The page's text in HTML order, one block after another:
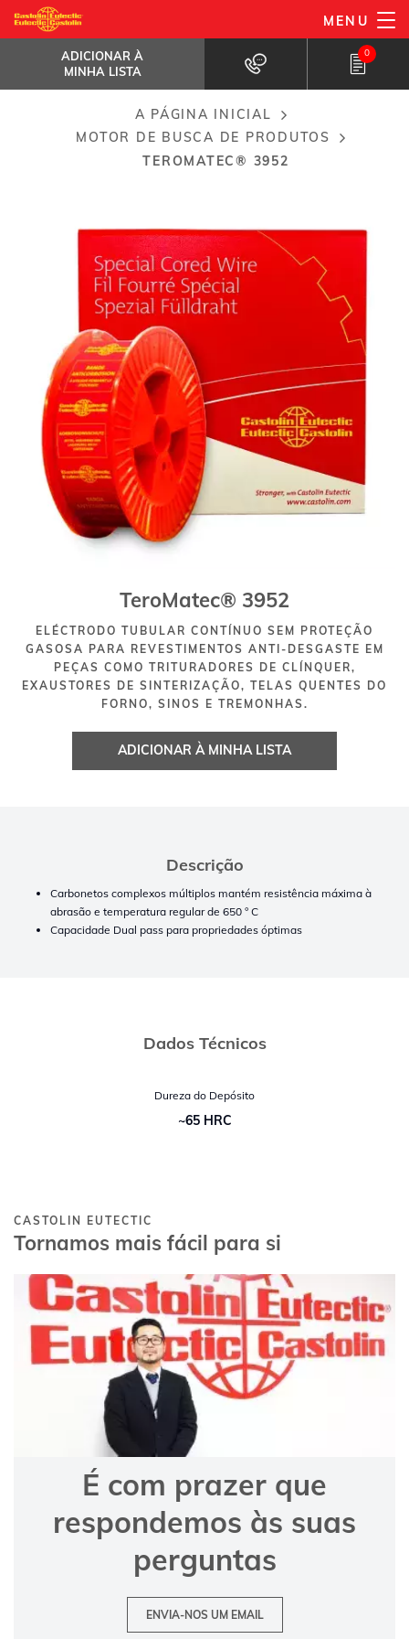
Passar
para
conteúdo
MENU
ADICIONAR À
MINHA LISTA
0
TeroMatec® 3952
ADICIONAR À MINHA LISTA
Breadcrumb
A PÁGINA INICIAL
MOTOR DE BUSCA DE PRODUTOS
TEROMATEC® 3952
TeroMatec® 3952
ELÉCTRODO TUBULAR CONTÍNUO SEM PROTEÇÃO
GASOSA PARA REVESTIMENTOS ANTI-DESGASTE EM
PEÇAS COMO TRITURADORES DE CLÍNQUER,
EXAUSTORES DE SINTERIZAÇÃO, TELAS QUENTES DO
FORNO, SINOS E TREMONHAS.
ADICIONAR À MINHA LISTA
Descrição
Carbonetos complexos múltiplos mantém resistência máxima à
abrasão e temperatura regular de 650 ° C
Capacidade Dual pass para propriedades óptimas
Dados Técnicos
Dureza do Depósito
~65 HRC
CASTOLIN EUTECTIC
Tornamos mais fácil para si
É com prazer que
respondemos às suas
perguntas
ENVIA-NOS UM EMAIL